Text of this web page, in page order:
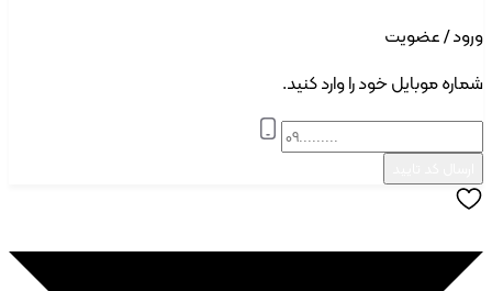
/ عضویت
موبایل خود را وارد کنید.